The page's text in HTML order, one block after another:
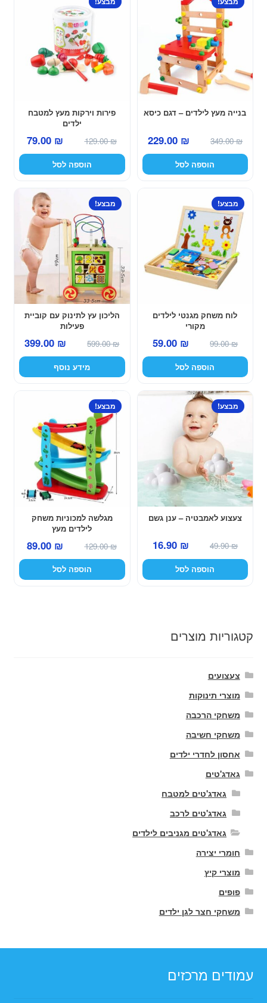
בנייה מעץ לילדים – דגם כיסא
349.00₪
המחיר
המקורי
היה:
229.00 ₪
המחיר
הנוכחי
הוא:
הוספה לסל
פירות וירקות מעץ למטבח
ילדים
129.00₪
המחיר
המקורי
היה:
79.00 ₪
המחיר
הנוכחי
הוא:
הוספה לסל
לוח משחק מגנטי לילדים
מקורי
מבצע!
99.00₪
המחיר
המקורי
היה:
59.00 ₪
המחיר
הנוכחי
הוא:
הוספה לסל
הליכון עץ לתינוק עם קוביית
פעילות
מבצע!
599.00₪
המחיר
המקורי
היה:
399.00 ₪
הוא:
מידע נוסף
צעצוע לאמבטיה – ענן גשם
מבצע!
49.90₪
המחיר
המקורי
היה:
16.90 ₪
הנוכחי
הוא:
הוספה לסל
מגלשה למכוניות משחק
לילדים מעץ
מבצע!
129.00₪
המחיר
המקורי
היה:
89.00 ₪
המחיר
הנוכחי
הוא:
הוספה לסל
קטגוריות מוצרים
צעצועים
מוצרי תינוקות
משחקי הרכבה
משחקי חשיבה
אחסון לחדרי ילדים
גאדג'טים
גאדג'טים למטבח
גאדג'טים לרכב
גאדג'טים מגניבים לילדים
חומרי יצירה
מוצרי קיץ
פופים
משחקי חצר לגן ילדים
עמודים מרכזים